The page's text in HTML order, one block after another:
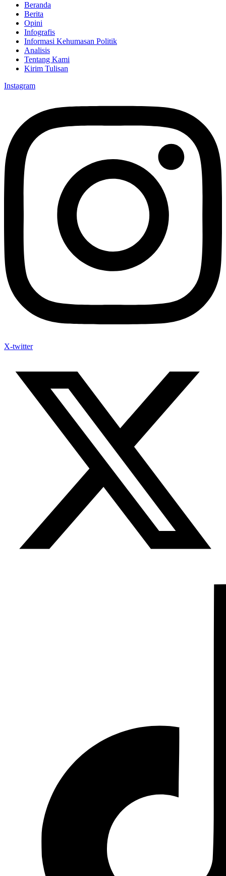
Beranda
Berita
Opini
Infografis
Informasi Kehumasan Politik
Analisis
Tentang Kami
Kirim Tulisan
Instagram
X-twitter